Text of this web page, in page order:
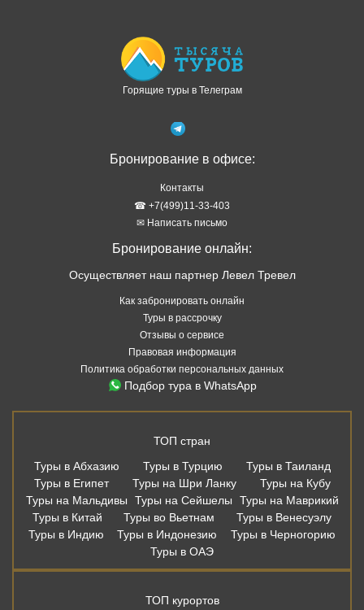
Горящие туры в Телеграм
Бронирование в офисе:
Контакты
☎ +7(499)11-33-403
✉ Написать письмо
Бронирование онлайн:
Осуществляет наш партнер Левел Тревел
Как забронировать онлайн
Туры в рассрочку
Отзывы о сервисе
Правовая информация
Политика обработки персональных данных
Подбор тура в WhatsApp
ТОП стран
Туры в Абхазию
Туры в Турцию
Туры в Таиланд
Туры в Египет
Туры на Шри Ланку
Туры на Кубу
Туры на Мальдивы
Туры на Сейшелы
Туры на Маврикий
Туры в Китай
Туры во Вьетнам
Туры в Венесуэлу
Туры в Индию
Туры в Индонезию
Туры в Черногорию
Туры в ОАЭ
ТОП курортов